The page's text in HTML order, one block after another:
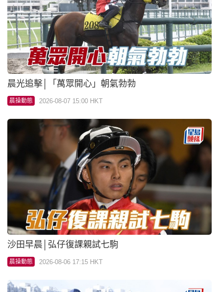
晨光追擊│「萬眾開心」朝氣勃勃
晨操動態 2026-08-07 15:00 HKT
沙田早晨│弘仔復課親試七駒
晨操動態 2026-08-06 17:15 HKT